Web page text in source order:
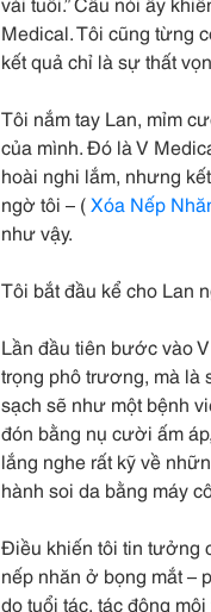
Medical. Tôi cũng từng
kết quả chỉ là sự thất
Tôi nắm tay Lan, mỉm
của mình. Đó là V
hoài nghi lắm, nhưng
ngờ tôi – (Xóa Nếp
như vậy.
Tôi bắt đầu kể cho Lan
Lần đầu tiên bước vào
trọng phô trương, mà là
sạch sẽ như một bệnh
đón bằng nụ cười ấm
lắng nghe rất kỹ về
hành soi da bằng máy
Điều khiến tôi tin tưởng
nếp nhăn ở bọng mắt –
do tuổi tác, tác động